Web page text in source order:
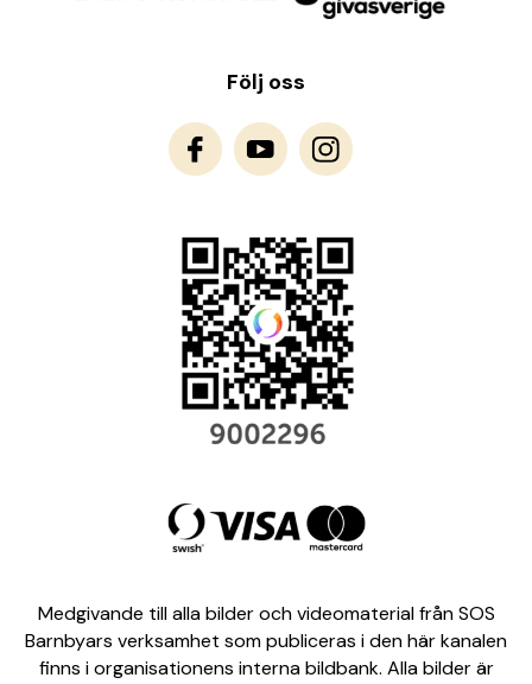
Följ oss
Medgivande till alla bilder och videomaterial från SOS
Barnbyars verksamhet som publiceras i den här kanalen
finns i organisationens interna bildbank. Alla bilder är